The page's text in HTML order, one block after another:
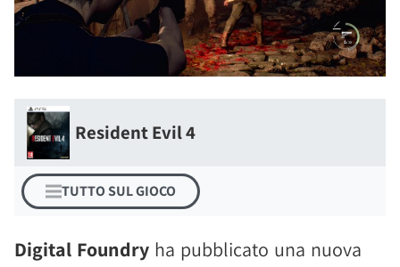
Resident Evil 4
TUTTO SUL GIOCO
Digital Foundry ha pubblicato una nuova